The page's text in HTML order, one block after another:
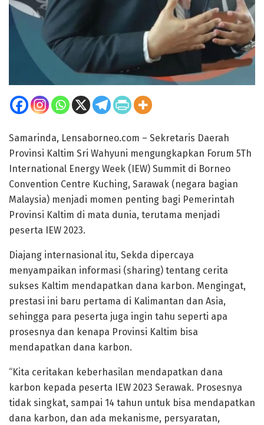
Samarinda, Lensaborneo.com – Sekretaris Daerah
Provinsi Kaltim Sri Wahyuni mengungkapkan Forum 5Th
International Energy Week (IEW) Summit di Borneo
Convention Centre Kuching, Sarawak (negara bagian
Malaysia) menjadi momen penting bagi Pemerintah
Provinsi Kaltim di mata dunia, terutama menjadi
peserta IEW 2023.
Diajang internasional itu, Sekda dipercaya
menyampaikan informasi (sharing) tentang cerita
sukses Kaltim mendapatkan dana karbon. Mengingat,
prestasi ini baru pertama di Kalimantan dan Asia,
sehingga para peserta juga ingin tahu seperti apa
prosesnya dan kenapa Provinsi Kaltim bisa
mendapatkan dana karbon.
“Kita ceritakan keberhasilan mendapatkan dana
karbon kepada peserta IEW 2023 Serawak. Prosesnya
tidak singkat, sampai 14 tahun untuk bisa mendapatkan
dana karbon, dan ada mekanisme, persyaratan,